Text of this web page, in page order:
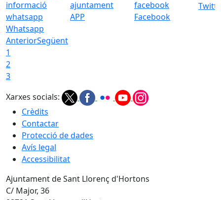
Whatsapp
APP Facebook
AnteriorSegüent
1
2
3
Xarxes socials:
Crèdits
Contactar
Protecció de dades
Avís legal
Accessibilitat
Ajuntament de Sant Llorenç d'Hortons
C/ Major, 36